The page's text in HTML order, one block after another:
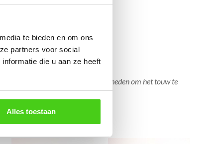
te bieden en om ons
partners voor social
die u aan ze heeft
Alles toestaan
Tevens bestaan er mogelijkheden om het touw te